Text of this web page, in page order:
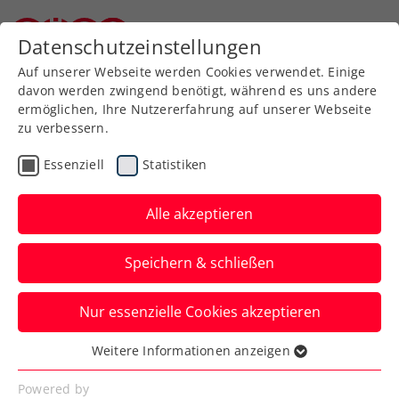
Zurück zur Newsübersicht
Turniere
NÖ Open powered by
EVN: Verbrannte Erde
und doppelte Hoffnungen
Die Österreicher sind beim ATP-100-
Challenger in Tulln nur noch im
Hauptbewerb und im Doppel dabei.
Verfasst von: Presseaussendung / Redaktion, 01.09.2024
Datenschutzeinstellungen
Auf unserer Webseite werden Cookies verwendet. Einige
davon werden zwingend benötigt, während es uns andere
ermöglichen, Ihre Nutzererfahrung auf unserer Webseite
zu verbessern.
Essenziell Statistiken
Alle akzeptieren
Speichern & schließen
Nur essenzielle Cookies akzeptieren
Essenziell
Essenzielle Cookies werden für grundlegende
Weitere Informationen anzeigen
Powered by